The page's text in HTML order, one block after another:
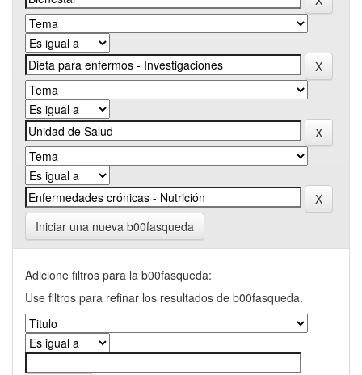
Iniciar una nueva b00fasqueda
Adicione filtros para la b00fasqueda:
Use filtros para refinar los resultados de b00fasqueda.